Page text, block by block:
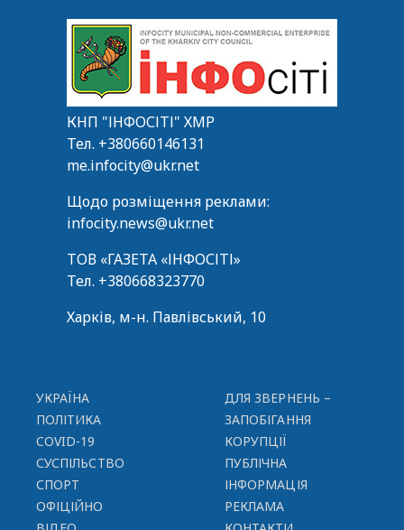
КНП "ІНФОСІТІ" ХМР
Тел. +380660146131
me.infocity@ukr.net
Щодо розміщення реклами:
infocity.news@ukr.net
ТОВ «ГАЗЕТА «ІНФОСІТІ»
Тел. +380668323770
Харків, м-н. Павлівський, 10
УКРАЇНА
ПОЛІТИКА
COVID-19
СУСПІЛЬСТВО
СПОРТ
ОФІЦІЙНО
ДЛЯ ЗВЕРНЕНЬ –
ЗАПОБІГАННЯ
КОРУПЦІЇ
ПУБЛІЧНА
ІНФОРМАЦІЯ
РЕКЛАМА